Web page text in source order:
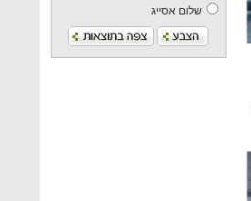
שלום אסייג